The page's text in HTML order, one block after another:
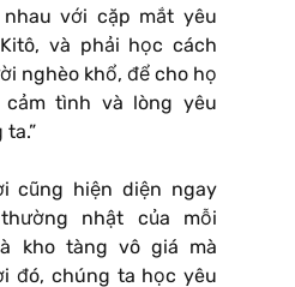
với cặp mắt yêu
và phải học cách
nghèo khổ, để cho họ
tình và lòng yêu
cũng hiện diện ngay
nhật của mỗi
kho tàng vô giá mà
đó, chúng ta học yêu